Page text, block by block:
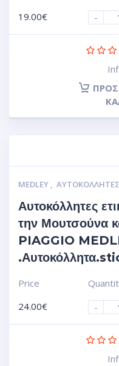
19.00€
-
MEDLEY ,
Αυτοκόλλητες
την Μουτσούνα
PIAGGIO
Price
24.00€
-